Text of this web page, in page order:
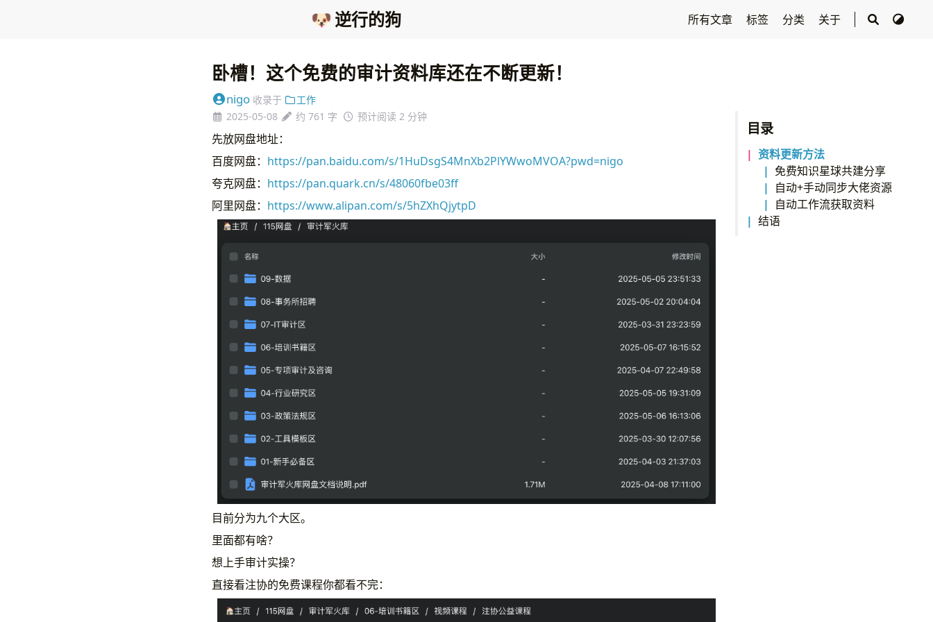
🐶逆行的狗 所有文章 标签 分类 关于
目录
资料更新方法
免费知识星球共建分享
自动+手动同步大佬资源
自动工作流获取资料
结语
卧槽！这个免费的审计资料库还在不断更新！
nigo 收录于
工作
2025-05-08
约 761 字 预计阅读 2 分钟
先放网盘地址：
百度网盘： https://pan.baidu.com/s/1HuDsgS4MnXb2PlYWwoMVOA?pwd=nigo
夸克网盘： https://pan.quark.cn/s/48060fbe03ff
阿里网盘： https://www.alipan.com/s/5hZXhQjytpD
目前分为九个大区。
里面都有啥？
想上手审计实操？
直接看注协的免费课程你都看不完：